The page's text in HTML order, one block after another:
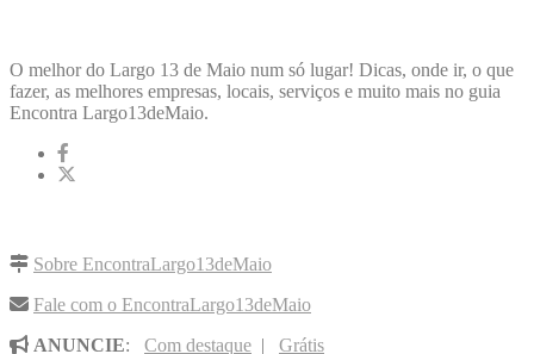
O melhor do Largo 13 de Maio num só lugar! Dicas, onde ir, o que
fazer, as melhores empresas, locais, serviços e muito mais no guia
Encontra Largo13deMaio.
Sobre EncontraLargo13deMaio
Fale com o EncontraLargo13deMaio
ANUNCIE: Com destaque | Grátis